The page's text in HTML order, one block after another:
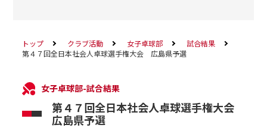
トップ クラブ活動 女子卓球部
試合結果
第４７回全日本社会人卓球選手権大会 広島県予選
女子卓球部-試合結果
第４７回全日本社会人卓球選手権大会
広島県予選